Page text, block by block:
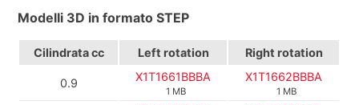
Modelli 3D in formato STEP
Cilindratacc Left rotation Right rotation
0.9 X1T1661BBBA
1 MB
X1T1662BBBA
1 MB